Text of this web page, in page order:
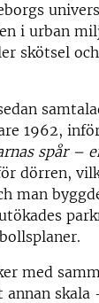
i urban
skötsel
1962,
spår –
dörren,
man
med
annan